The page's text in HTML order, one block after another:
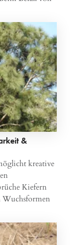
&
kreative
Kiefern
Wuchsformen